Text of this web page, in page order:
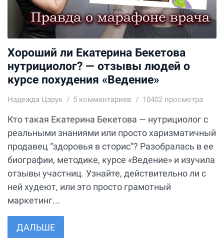
Хороший ли Екатерина Бекетова
нутрициолог? — отзывы людей о
курсе похудения «Ведение»
Надежда Царук 5 комментариев 10402 просмотра
Кто такая Екатерина Бекетова — нутрициолог с
реальными знаниями или просто харизматичный
продавец “здоровья в сторис”? Разобралась в ее
биографии, методике, курсе «Ведение» и изучила
отзывы участниц. Узнайте, действительно ли с
ней худеют, или это просто грамотный
маркетинг...
ДАЛЬШЕ